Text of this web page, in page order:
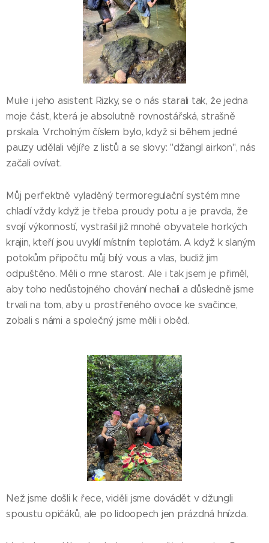
Mulie i jeho asistent Rizky, se o nás starali tak, že jedna
moje část, která je absolutně rovnostářská, strašně
prskala. Vrcholným číslem bylo, když si během jedné
pauzy udělali vějíře z listů a se slovy: "džangl airkon", nás
začali ovívat.
Můj perfektně vyladěný termoregulační systém mne
chladí vždy když je třeba proudy potu a je pravda, že
svojí výkonností, vystrašil již mnohé obyvatele horkých
krajin, kteří jsou uvyklí místním teplotám. A když k slaným
potokům připočtu můj bílý vous a vlas, budiž jim
odpuštěno. Měli o mne starost. Ale i tak jsem je přiměl,
aby toho nedůstojného chování nechali a důsledně jsme
trvali na tom, aby u prostřeného ovoce ke svačince,
zobali s námi a společný jsme měli i oběd.
Než jsme došli k řece, viděli jsme dovádět v džungli
spoustu opičáků, ale po lidoopech jen prázdná hnízda.